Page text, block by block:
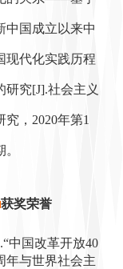
中国成立以来中
现代化实践历程
研究[J].社会主义
究，2020年第1
。
获奖荣誉
中国改革开放40
年与世界社会主